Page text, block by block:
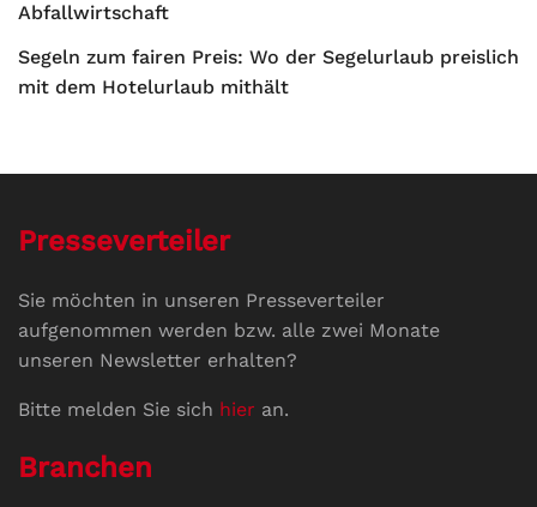
Abfallwirtschaft
Segeln zum fairen Preis: Wo der Segelurlaub preislich
mit dem Hotelurlaub mithält
Presseverteiler
Sie möchten in unseren Presseverteiler
aufgenommen werden bzw. alle zwei Monate
unseren Newsletter erhalten?
Bitte melden Sie sich hier an.
Branchen